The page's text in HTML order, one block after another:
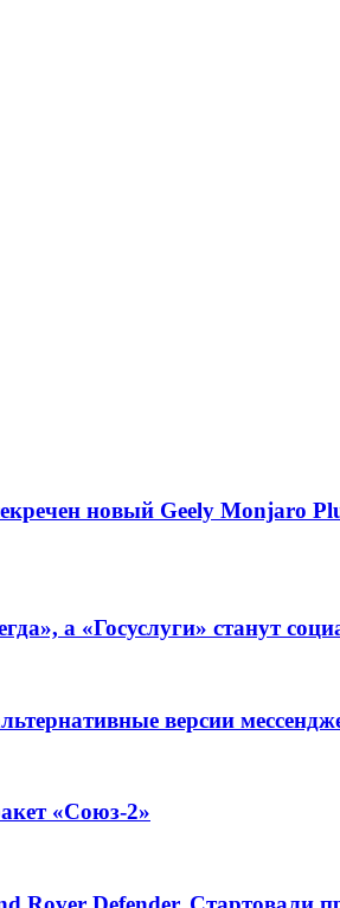
новый Geely Monjaro
а «Госуслуги» станут
версии
«Союз-2»